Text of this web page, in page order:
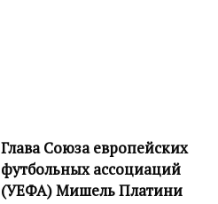
Глава Союза европейских
футбольных ассоциаций
(УЕФА) Мишель Платини